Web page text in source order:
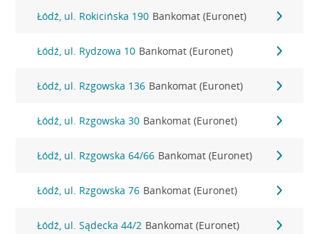
Łódź, ul. Rokicińska 190 Bankomat (Euronet)
Łódź, ul. Rydzowa 10 Bankomat (Euronet)
Łódź, ul. Rzgowska 136 Bankomat (Euronet)
Łódź, ul. Rzgowska 30 Bankomat (Euronet)
Łódź, ul. Rzgowska 64/66 Bankomat (Euronet)
Łódź, ul. Rzgowska 76 Bankomat (Euronet)
Łódź, ul. Sądecka 44/2 Bankomat (Euronet)